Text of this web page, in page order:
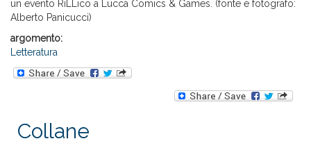
un evento RiLLico a Lucca Comics & Games. (fonte e fotografo:
Alberto Panicucci)
argomento:
Letteratura
Collane